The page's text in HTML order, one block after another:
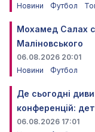
Новини
Футбол
Мохамед Салах
Маліновського
06.08.2026 20:01
Новини
Футбол
Де сьогодні
конференцій:
06.08.2026 17:01